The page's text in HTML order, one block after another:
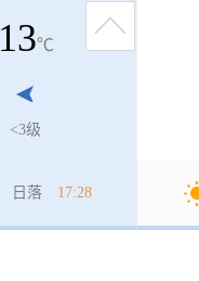
13℃
<3级
日落 17:28